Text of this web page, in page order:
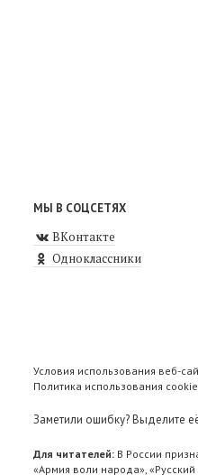
МЫ В СОЦСЕТЯХ
ВКонтакте
Одноклассники
Условия использования веб-
Политика использования
Заметили ошибку? Выделите
Для читателей: В России
«Армия воли народа»,